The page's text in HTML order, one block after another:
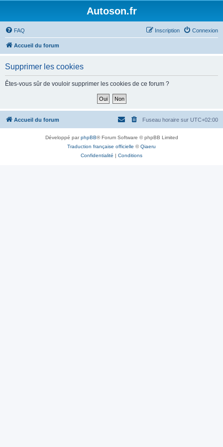
Autoson.fr
FAQ Connexion
Inscription
Accueil du forum
Supprimer les cookies
Êtes-vous sûr de vouloir supprimer les cookies de ce forum ?
Accueil du forum Fuseau horaire sur UTC+02:00
Développé parphpBB® Forum Software © phpBB Limited
Traduction française officielle ©Qiaeru
Confidentialité | Conditions